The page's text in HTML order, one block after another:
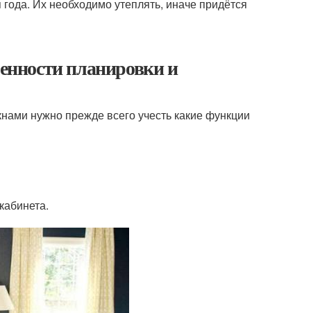
Их необходимо утеплять, иначе придётся
планировки и
нужно прежде всего учесть какие функции